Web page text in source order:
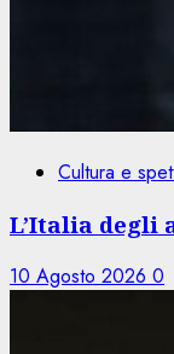
Cultura e
L’Italia degli
10 Agosto 2026 0